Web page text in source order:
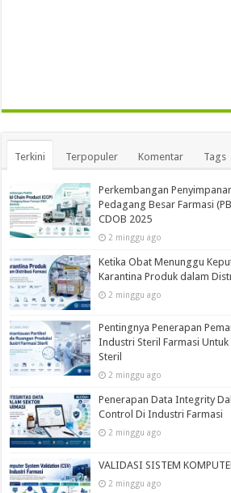
Terkini Terpopuler Komentar Tags
Perkembangan
Pedagang Besar Farmasi
CDOB 2025
2 minggu ago
Ketika Obat Menunggu
Karantina Produk dalam
2 minggu ago
Pentingnya Penerapan
Industri Steril Farmasi
Steril
2 minggu ago
Penerapan Data Integrity
Control Di Industri Farmasi
2 minggu ago
VALIDASI SISTEM
2 minggu ago